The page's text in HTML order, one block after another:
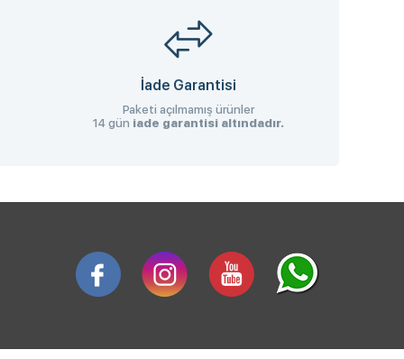
İade Garantisi
Paketi açılmamış ürünler
14 gün iade garantisi altındadır.